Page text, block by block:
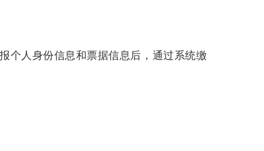
个人身份信息和票据信息后，通过系统缴